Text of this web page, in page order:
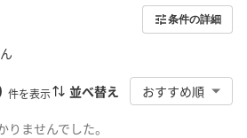
条件の詳細
件を表示 並べ替え おすすめ順
ませんでした。